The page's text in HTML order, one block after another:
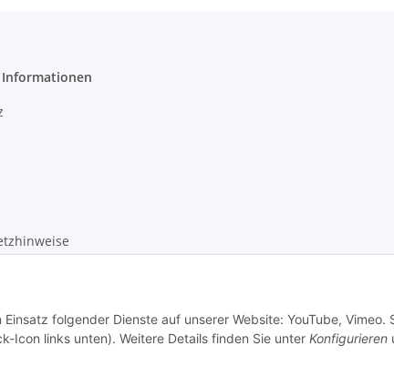
folgender Dienste auf unserer Website: YouTube, Vimeo.
Icon links unten). Weitere Details finden Sie unter Konfigurieren
Informationen
Vertrag widerrufen